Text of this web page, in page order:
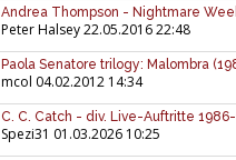
Andrea Thompson - Nightmare
Peter Halsey22.05.2016 22:48
Paola Senatore trilogy: Malombra
mcol 04.02.2012 14:34
C. C. Catch - div. Live-Auftritte 1986-
Spezi31 01.03.2026 10:25